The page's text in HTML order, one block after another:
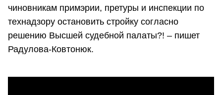
чиновникам примэрии, претуры и инспекции по
технадзору остановить стройку согласно
решению Высшей судебной палаты?! – пишет
Радулова-Ковтонюк.